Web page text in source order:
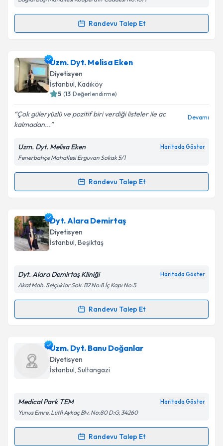
Takvim Talebini Gönder
Randevu Talep Et
Randevu Takvimi Talebi
Dyt. Derya Biniciiçin randevu takvimi talebi
oluşturun. Size bu uzmandan randevu almanız için bir
takvim hazırlandığında e-posta ile bilgilendireceğiz.
E-posta Adresiniz
Kişisel verilerimin işlenmesine ilişkin
Aydınlatma
Metni'ni okudum ve kişisel verilerimin belirtilen
Uzm. Dyt. Melisa Eken
Diyetisyen
İstanbul , Kadıköy
5 (13 Değerlendirme)
Çok güleryüzlü ve pozitif biri verdiği listeler ile ac
kalmadan...
Devamı
Uzm. Dyt. Melisa Eken Haritada Göster
Fenerbahçe Mahallesi Erguvan Sokak 5/1
Randevu Talep Et
Randevu Takvimi Talebi
Uzm. Dyt. Melisa Ekeniçin randevu takvimi talebi
oluşturun. Size bu uzmandan randevu almanız için bir
takvim hazırlandığında e-posta ile bilgilendireceğiz.
Kişisel verilerimin işlenmesine ilişkin
Metni'ni okudum ve kişisel verilerimin belirtilen
Takvim Talebini Gönder
Dyt. Alara Demirtaş
Diyetisyen
İstanbul , Beşiktaş
Dyt. Alara Demirtaş Kliniği Haritada Göster
Akat Mah. Selçuklar Sok. B2 No:8 İç Kapı No:5
Randevu Talep Et
Randevu Takvimi Talebi
Dyt. Alara Demirtaşiçin randevu takvimi talebi
oluşturun. Size bu uzmandan randevu almanız için bir
takvim hazırlandığında e-posta ile bilgilendireceğiz.
Kişisel verilerimin işlenmesine ilişkin
Uzm. Dyt. Banu Doğanlar
Diyetisyen
İstanbul , Sultangazi
Medical Park TEM Haritada Göster
Yunus Emre, Lütfi Aykaç Blv. No:80 D:G, 34260
Randevu Talep Et
Randevu Takvimi Talebi